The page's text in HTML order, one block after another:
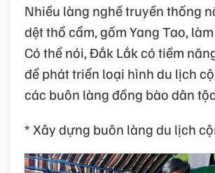
Nhiều làng nghề truyền thống
dệt thổ cẩm, gốm Yang Tao,
Có thể nói, Đắk Lắk có tiềm
để phát triển loại hình du lịch
các buôn làng đồng bào dân
* Xây dựng buôn làng du lịch